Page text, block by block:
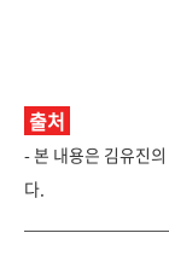
출처
- 본 내용은 김유진의
다.